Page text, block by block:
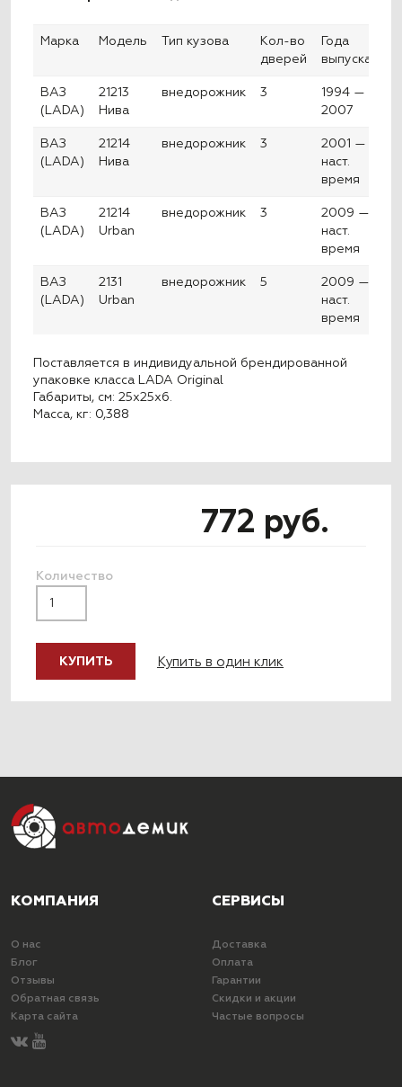
Марка Модель Тип кузова
Кол-во
дверей
Года
выпуска
ВАЗ
(LADA)
21213
Нива
внедорожник 3
1994 —
2007
ВАЗ
(LADA)
21214
Нива
внедорожник 3
2001 —
наст.
время
ВАЗ
(LADA)
21214
Urban
внедорожник 3
2009 —
наст.
время
ВАЗ
(LADA)
2131
Urban
внедорожник 5
2009 —
наст.
время
Поставляется в индивидуальной брендированной
упаковке класса LADA Original
Габариты, см: 25x25x6.
Масса, кг: 0,388
772 руб.
Количество
КУПИТЬ Купить в один клик
КОМПАНИЯ
О нас
Блог
Отзывы
Обратная связь
Карта сайта
СЕРВИСЫ
Доставка
Оплата
Гарантии
Скидки и акции
Частые вопросы